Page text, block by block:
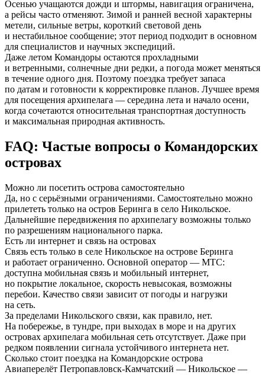
Осенью учащаются дожди и штормы, навигация ограничена,
а рейсы часто отменяют. Зимой и ранней весной характерны
метели, сильные ветры, короткий световой день
и нестабильное сообщение; этот период подходит в основном
для специалистов и научных экспедиций.
Даже летом Командоры остаются прохладными
и ветренными, солнечные дни редки, а погода может меняться
в течение одного дня. Поэтому поездка требует запаса
по датам и готовности к корректировке планов. Лучшее время
для посещения архипелага — середина лета и начало осени,
когда сочетаются относительная транспортная доступность
и максимальная природная активность.
FAQ: Частые вопросы о Командорских
островах
Можно ли посетить острова самостоятельно
Да, но с серьёзными ограничениями. Самостоятельно можно
прилететь только на остров Беринга в село Никольское.
Дальнейшие передвижения по архипелагу возможны только
по разрешениям национального парка.
Есть ли интернет и связь на островах
Связь есть только в селе Никольское на острове Беринга
и работает ограниченно. Основной оператор — МТС:
доступна мобильная связь и мобильный интернет,
но покрытие локальное, скорость невысокая, возможны
перебои. Качество связи зависит от погоды и нагрузки
на сеть.
За пределами Никольского связи, как правило, нет.
На побережье, в тундре, при выходах в море и на других
островах архипелага мобильная сеть отсутствует. Даже при
редком появлении сигнала устойчивого интернета нет.
Сколько стоит поездка на Командорские острова
Авиаперелёт Петропавловск-Камчатский — Никольское —